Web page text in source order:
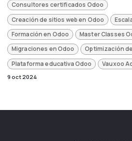
Consultores certificados Odoo
Creación de sitios web en Odoo
Formación en Odoo
Master Classes
Migraciones en Odoo
Optimización
Plataforma educativa Odoo
Vauxoo
9 oct 2024